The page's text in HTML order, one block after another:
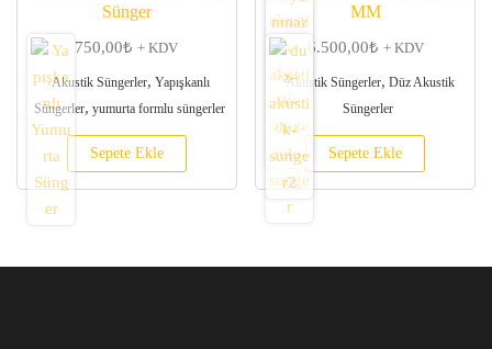
Sünger
750,00₺ + KDV
Akustik Süngerler, Yapışkanlı
Süngerler, yumurta formlu süngerler
Sepete Ekle
MM
6.500,00₺ + KDV
Akustik Süngerler, Düz Akustik
Süngerler
Sepete Ekle